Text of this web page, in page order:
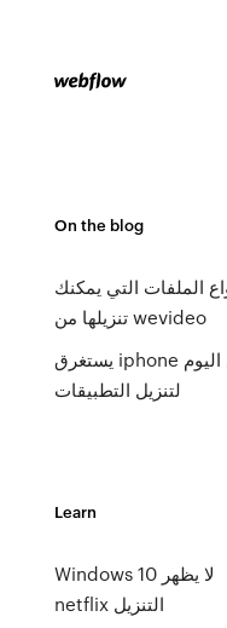
On the blog
الملفات التي يمكنك
تنزيلها من wevideo
يستغرق iphone طوال اليوم
لتنزيل التطبيقات
Learn
Windows 10 لا يظهر
netflix التنزيل